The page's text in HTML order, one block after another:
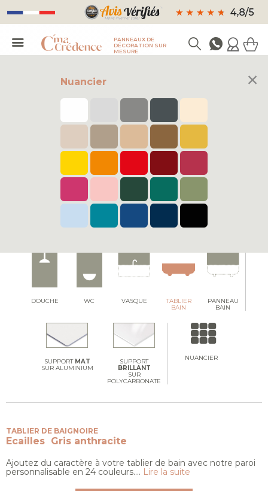
PANNEAUX DE
DÉCORATION SUR
MESURE
Nuancier ×
DOUCHE WC VASQUE
TABLIER
BAIN
PANNEAU
BAIN
SUPPORT MAT
SUR ALUMINIUM
SUPPORT
BRILLANT
SUR
POLYCARBONATE
NUANCIER
TABLIER DE BAIGNOIRE
Ecailles Gris anthracite
Ajoutez du caractère à votre tablier de bain avec notre paroi
personnalisable en 24 couleurs.... Lire la suite